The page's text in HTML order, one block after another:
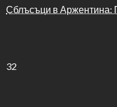
Сблъсъци в Аржентина:
32